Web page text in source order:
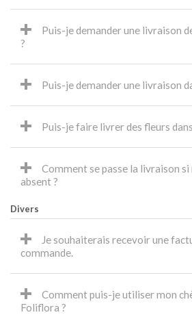
Puis-je demander une livraison
?
Puis-je demander une livraison
Puis-je faire livrer des fleurs
Comment se passe la livraison
absent ?
Divers
Je souhaiterais recevoir une
commande.
Comment puis-je utiliser mon
Foliflora ?